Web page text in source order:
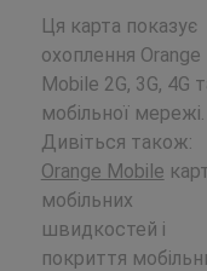
Ця карта показує
охоплення Orange
Mobile 2G, 3G, 4G
мобільної мережі.
Дивіться також:
Orange Mobile
мобільних
швидкостей і
покриття